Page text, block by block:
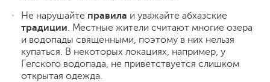
Не нарушайте правила и уважайте абхазские
традиции. Местные жители считают многие озера
и водопады священными, поэтому в них нельзя
купаться. В некоторых локациях, например, у
Гегского водопада, не приветствуется слишком
открытая одежда.